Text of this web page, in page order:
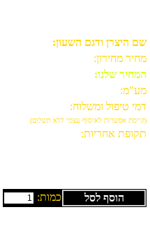
שם היצרן ודגם השעון:
מחיר מחירון:
המחיר שלנו:
מע"מ:
דמי טיפול ומשלוח:
(קיימת אפשרות לאיסוף עצמי ללא תשלום)
תקופת אחריות:
הוסף לסל
כמות: